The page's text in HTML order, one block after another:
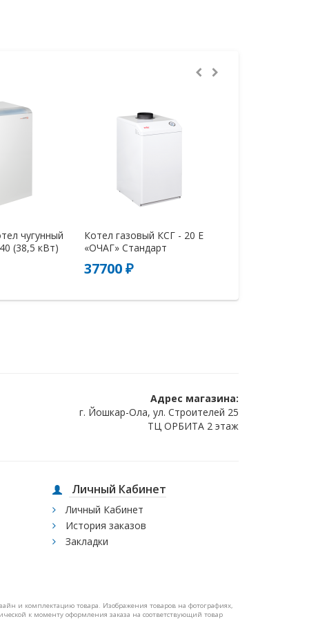
чугунный
(38,5 кВт)
Котел газовый КСГ - 20 Е
«ОЧАГ» Стандарт
37700 ₽
Адрес магазина:
г. Йошкар-Ола, ул. Строителей 25
ТЦ ОРБИТА 2 этаж
Личный Кабинет
Личный Кабинет
История заказов
Закладки
и комплектацию товара. Изображения товаров на фотографиях,
к моменту оформления заказа на соответствующий товар